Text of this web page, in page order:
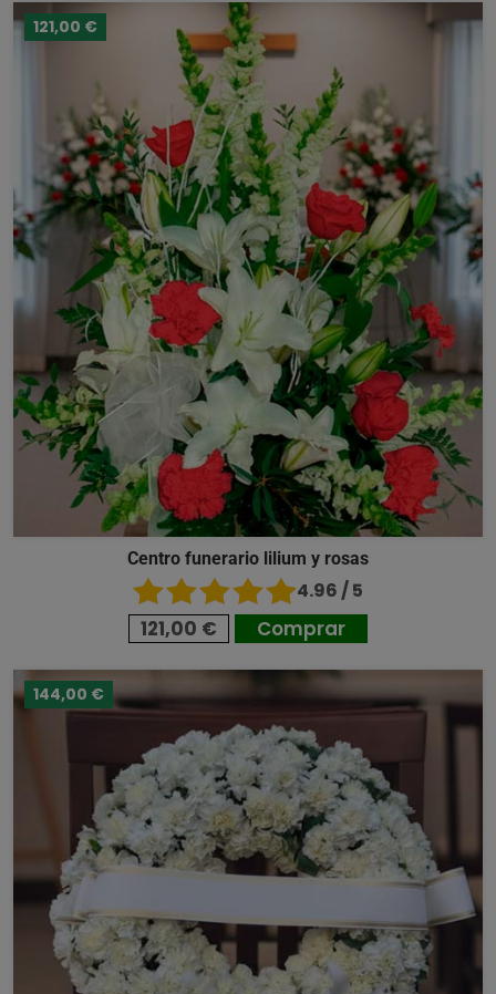
121,00 €
Centro funerario lilium y rosas
4.96 / 5
121,00 € Comprar
144,00 €